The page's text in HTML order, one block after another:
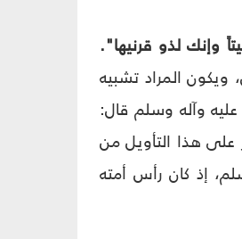
وإنك لذو قرنيها".
ويكون المراد تشبيه
وآله وسلم قال:
على هذا التأويل من
إذ كان رأس أمته